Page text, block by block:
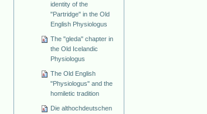
identity of the
"Partridge" in the Old
English Physiologus
The "gleda" chapter in
the Old Icelandic
Physiologus
The Old English
"Physiologus" and the
homiletic tradition
Die althochdeutschen